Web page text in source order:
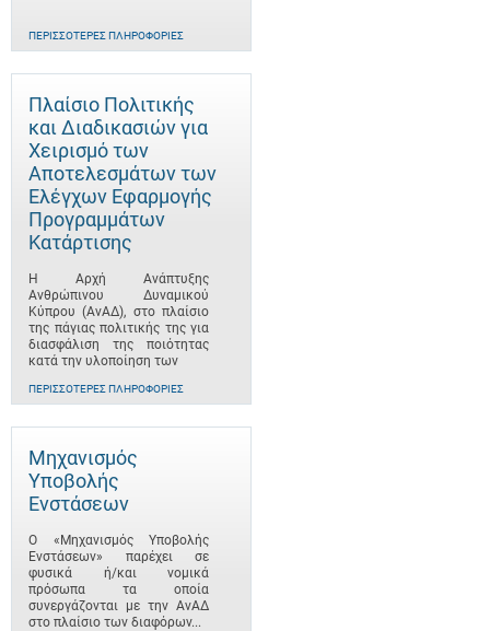
ΠΕΡΙΣΣΌΤΕΡΕΣ ΠΛΗΡΟΦΟΡΊΕΣ
Πλαίσιο Πολιτικής
και Διαδικασιών για
Χειρισμό των
Αποτελεσμάτων των
Ελέγχων Εφαρμογής
Προγραμμάτων
Κατάρτισης
Η Αρχή Ανάπτυξης
Ανθρώπινου Δυναμικού
Κύπρου (ΑνΑΔ), στο πλαίσιο
της πάγιας πολιτικής της για
διασφάλιση της ποιότητας
κατά την υλοποίηση των
ΠΕΡΙΣΣΌΤΕΡΕΣ ΠΛΗΡΟΦΟΡΊΕΣ
Μηχανισμός
Υποβολής
Ενστάσεων
Ο «Μηχανισμός Υποβολής
Ενστάσεων» παρέχει σε
φυσικά ή/και νομικά
πρόσωπα τα οποία
συνεργάζονται με την ΑνΑΔ
στο πλαίσιο των διαφόρων...